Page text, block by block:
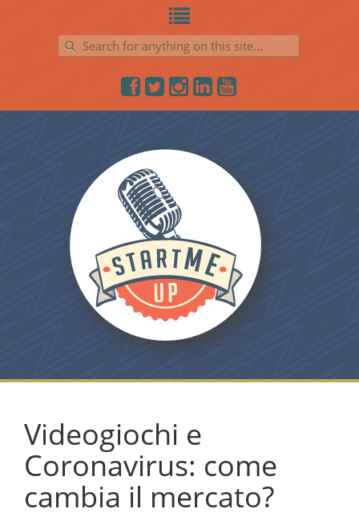
Search for:
Videogiochi e
Coronavirus: come
cambia il mercato?